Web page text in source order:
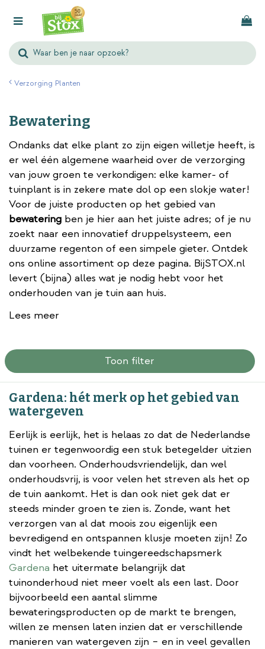
Verzorging Planten
Bewatering
Ondanks dat elke plant zo zijn eigen willetje heeft, is
er wel één algemene waarheid over de verzorging
van jouw groen te verkondigen: elke kamer- of
tuinplant is in zekere mate dol op een slokje water!
Voor de juiste producten op het gebied van
bewatering ben je hier aan het juiste adres; of je nu
zoekt naar een innovatief druppelsysteem, een
duurzame regenton of een simpele gieter. Ontdek
ons online assortiment op deze pagina. BijSTOX.nl
levert (bijna) alles wat je nodig hebt voor het
onderhouden van je tuin aan huis.
Lees meer
Toon filter
Gardena: hét merk op het gebied van
watergeven
Eerlijk is eerlijk, het is helaas zo dat de Nederlandse
tuinen er tegenwoordig een stuk betegelder uitzien
dan voorheen. Onderhoudsvriendelijk, dan wel
onderhoudsvrij, is voor velen het streven als het op
de tuin aankomt. Het is dan ook niet gek dat er
steeds minder groen te zien is. Zonde, want het
verzorgen van al dat moois zou eigenlijk een
bevredigend en ontspannen klusje moeten zijn! Zo
vindt het welbekende tuingereedschapsmerk
Gardena het uitermate belangrijk dat
tuinonderhoud niet meer voelt als een last. Door
bijvoorbeeld een aantal slimme
bewateringsproducten op de markt te brengen,
willen ze mensen laten inzien dat er verschillende
manieren van watergeven zijn – en in veel gevallen